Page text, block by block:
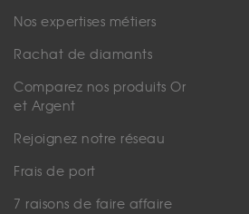
Nos expertises métiers
Rachat de diamants
Comparez nos produits Or
et Argent
Rejoignez notre réseau
Frais de port
7 raisons de faire affaire